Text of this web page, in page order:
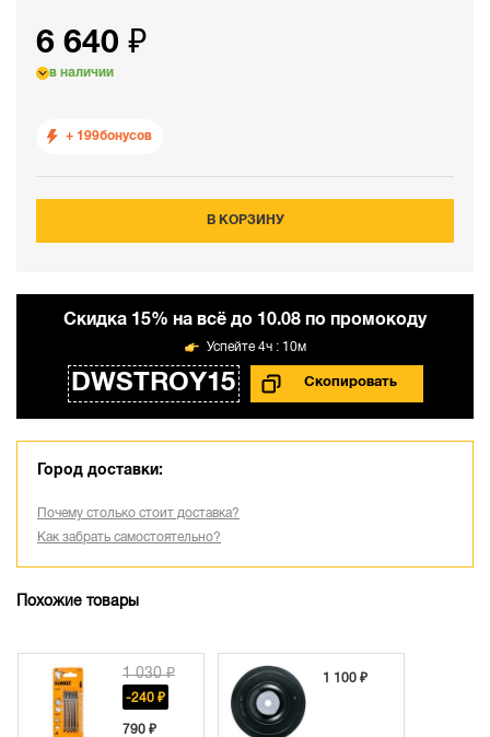
6 640 ₽
в наличии
+ 199бонусов
В КОРЗИНУ
Cкидка 15% на всё до 10.08 по промокоду
DWSTROY15
4ч : 10м
Город доставки:
Почему столько стоит доставка?
Как забрать самостоятельно?
Похожие товары
1 030 ₽
-240 ₽
790 ₽
1 100 ₽